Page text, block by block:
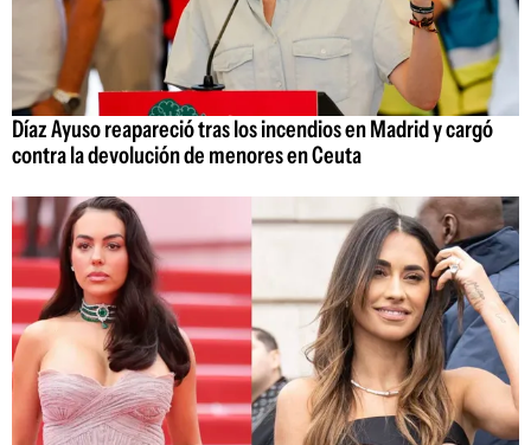
Díaz Ayuso reapareció tras los incendios en Madrid y cargó
contra la devolución de menores en Ceuta